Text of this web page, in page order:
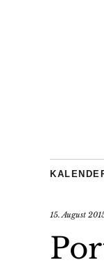
15. August